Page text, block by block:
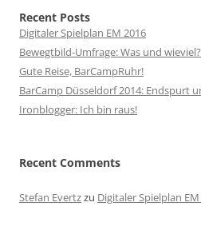
Recent Posts
Digitaler Spielplan EM 2016
Bewegtbild-Umfrage: Was und wieviel?
Gute Reise, BarCampRuhr!
BarCamp Düsseldorf 2014: Endspurt
Ironblogger: Ich bin raus!
Recent Comments
Stefan Evertzzu Digitaler Spielplan